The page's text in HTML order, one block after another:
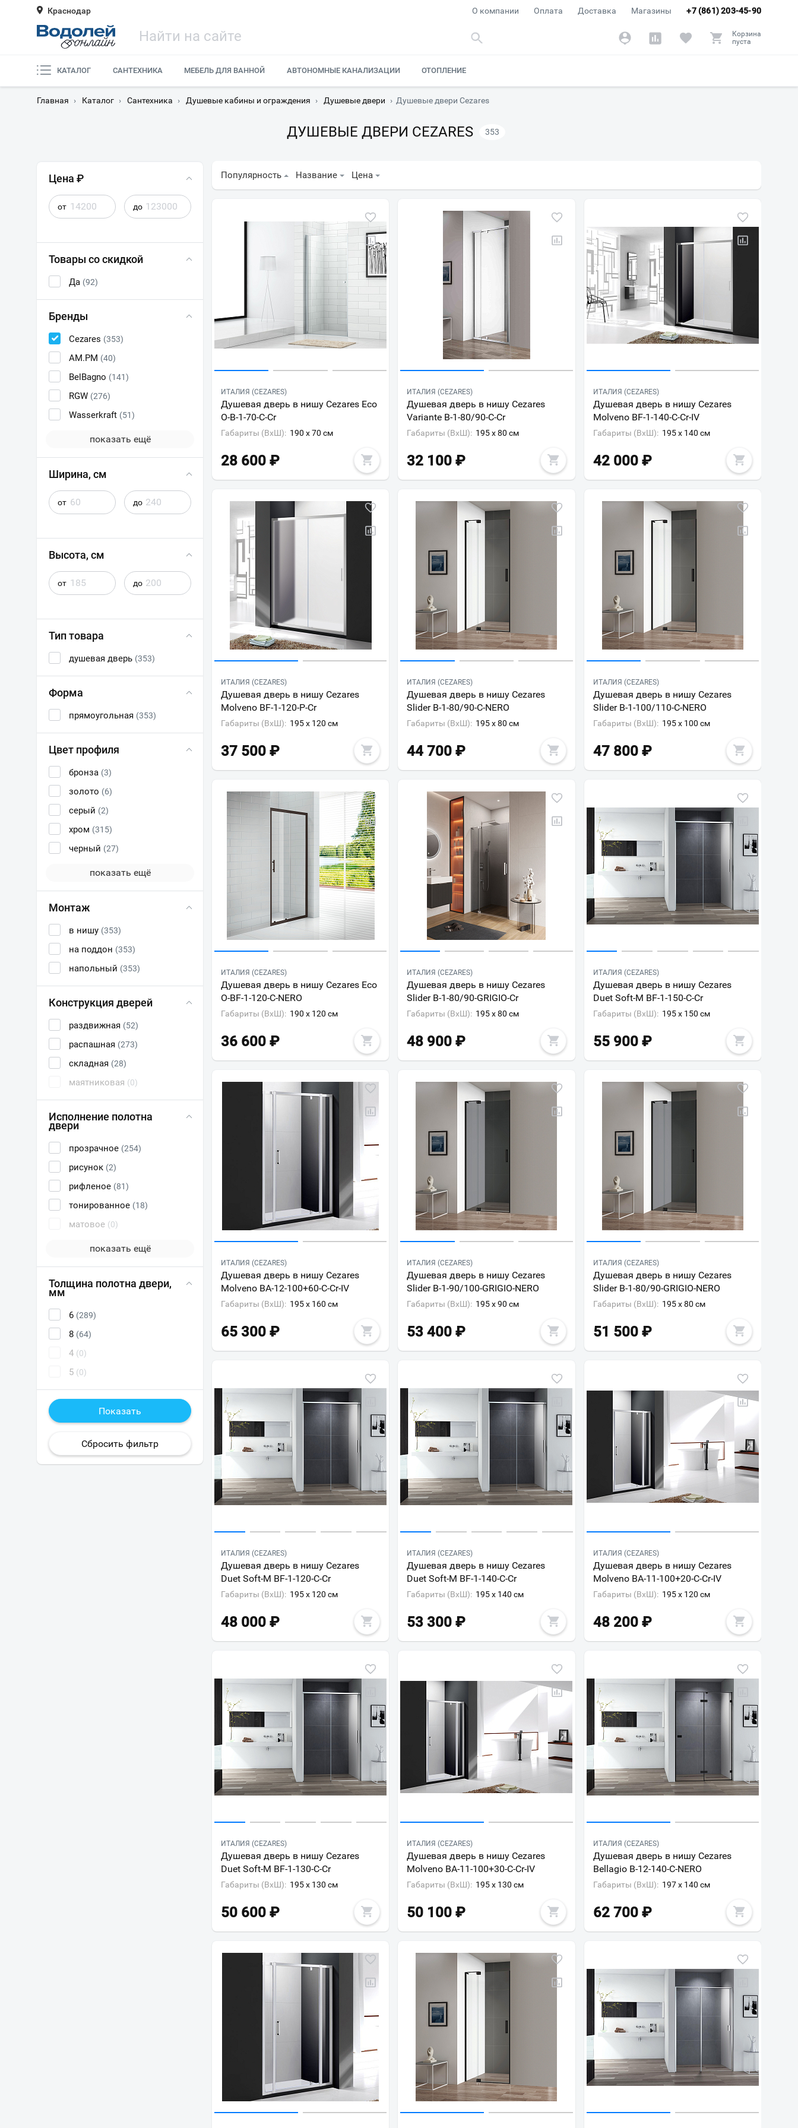
Краснодар +7 (861) 203-45-90
О компании Оплата Доставка Магазины
Корзина
пуста
КАТАЛОГ САНТЕХНИКА МЕБЕЛЬ ДЛЯ ВАННОЙ АВТОНОМНЫЕ КАНАЛИЗАЦИИ ОТОПЛЕНИЕ
Главная › Каталог › Сантехника › Душевые кабины и ограждения › Душевые двери › Душевые двери Cezares
ДУШЕВЫЕ ДВЕРИ CEZARES 353
Цена ₽
от до
Товары со скидкой
Да (92)
Бренды
Cezares (353)
AM.PM (40)
BelBagno (141)
RGW (276)
Wasserkraft (51)
показать ещё
Ширина, см
от до
Высота, см
от до
Тип товара
душевая дверь (353)
Форма
прямоугольная (353)
Цвет профиля
бронза (3)
золото (6)
серый (2)
хром (315)
черный (27)
показать ещё
Монтаж
в нишу (353)
на поддон (353)
напольный (353)
Конструкция дверей
раздвижная (52)
распашная (273)
складная (28)
маятниковая (0)
Исполнение полотна
двери
прозрачное (254)
рисунок (2)
рифленое (81)
тонированное (18)
матовое (0)
показать ещё
Толщина полотна двери,
мм
6 (289)
8 (64)
4 (0)
5 (0)
Популярность Название Цена
ИТАЛИЯ (CEZARES)
Душевая дверь в нишу Cezares Eco
O-B-1-70-C-Cr
Габариты (ВxШ): 190 x 70 см
28 600 ₽
ИТАЛИЯ (CEZARES)
Душевая дверь в нишу Cezares
Variante B-1-80/90-C-Cr
Габариты (ВxШ): 195 x 80 см
32 100 ₽
ИТАЛИЯ (CEZARES)
Душевая дверь в нишу Cezares
Molveno BF-1-140-C-Cr-IV
Габариты (ВxШ): 195 x 140 см
42 000 ₽
ИТАЛИЯ (CEZARES)
Душевая дверь в нишу Cezares
Molveno BF-1-120-P-Cr
Габариты (ВxШ): 195 x 120 см
37 500 ₽
ИТАЛИЯ (CEZARES)
Душевая дверь в нишу Cezares
Slider B-1-80/90-C-NERO
Габариты (ВxШ): 195 x 80 см
44 700 ₽
ИТАЛИЯ (CEZARES)
Душевая дверь в нишу Cezares
Slider B-1-100/110-C-NERO
Габариты (ВxШ): 195 x 100 см
47 800 ₽
ИТАЛИЯ (CEZARES)
Душевая дверь в нишу Cezares Eco
O-BF-1-120-C-NERO
Габариты (ВxШ): 190 x 120 см
36 600 ₽
ИТАЛИЯ (CEZARES)
Душевая дверь в нишу Cezares
Slider B-1-80/90-GRIGIO-Cr
Габариты (ВxШ): 195 x 80 см
48 900 ₽
ИТАЛИЯ (CEZARES)
Душевая дверь в нишу Cezares
Duet Soft-M BF-1-150-C-Cr
Габариты (ВxШ): 195 x 150 см
55 900 ₽
ИТАЛИЯ (CEZARES)
Душевая дверь в нишу Cezares
Molveno BA-12-100+60-C-Cr-IV
Габариты (ВxШ): 195 x 160 см
65 300 ₽
ИТАЛИЯ (CEZARES)
Душевая дверь в нишу Cezares
Slider B-1-90/100-GRIGIO-NERO
Габариты (ВxШ): 195 x 90 см
53 400 ₽
ИТАЛИЯ (CEZARES)
Душевая дверь в нишу Cezares
Slider B-1-80/90-GRIGIO-NERO
Габариты (ВxШ): 195 x 80 см
51 500 ₽
ИТАЛИЯ (CEZARES)
Душевая дверь в нишу Cezares
Duet Soft-M BF-1-120-C-Cr
Габариты (ВxШ): 195 x 120 см
48 000 ₽
ИТАЛИЯ (CEZARES)
Душевая дверь в нишу Cezares
Duet Soft-M BF-1-140-C-Cr
Габариты (ВxШ): 195 x 140 см
53 300 ₽
ИТАЛИЯ (CEZARES)
Душевая дверь в нишу Cezares
Molveno BA-11-100+20-C-Cr-IV
Габариты (ВxШ): 195 x 120 см
48 200 ₽
ИТАЛИЯ (CEZARES)
Душевая дверь в нишу Cezares
Duet Soft-M BF-1-130-C-Cr
Габариты (ВxШ): 195 x 130 см
50 600 ₽
ИТАЛИЯ (CEZARES)
Душевая дверь в нишу Cezares
Molveno BA-11-100+30-C-Cr-IV
Габариты (ВxШ): 195 x 130 см
50 100 ₽
ИТАЛИЯ (CEZARES)
Душевая дверь в нишу Cezares
Bellagio B-12-140-C-NERO
Габариты (ВxШ): 197 x 140 см
62 700 ₽
Ваш город
Всё верно